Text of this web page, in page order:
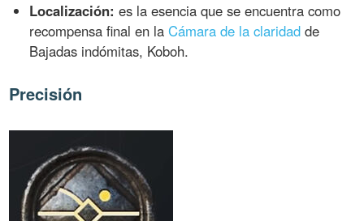
Localización: es la esencia que se encuentra como
recompensa final en laCámara de la claridad de
Bajadas indómitas, Koboh.
Precisión